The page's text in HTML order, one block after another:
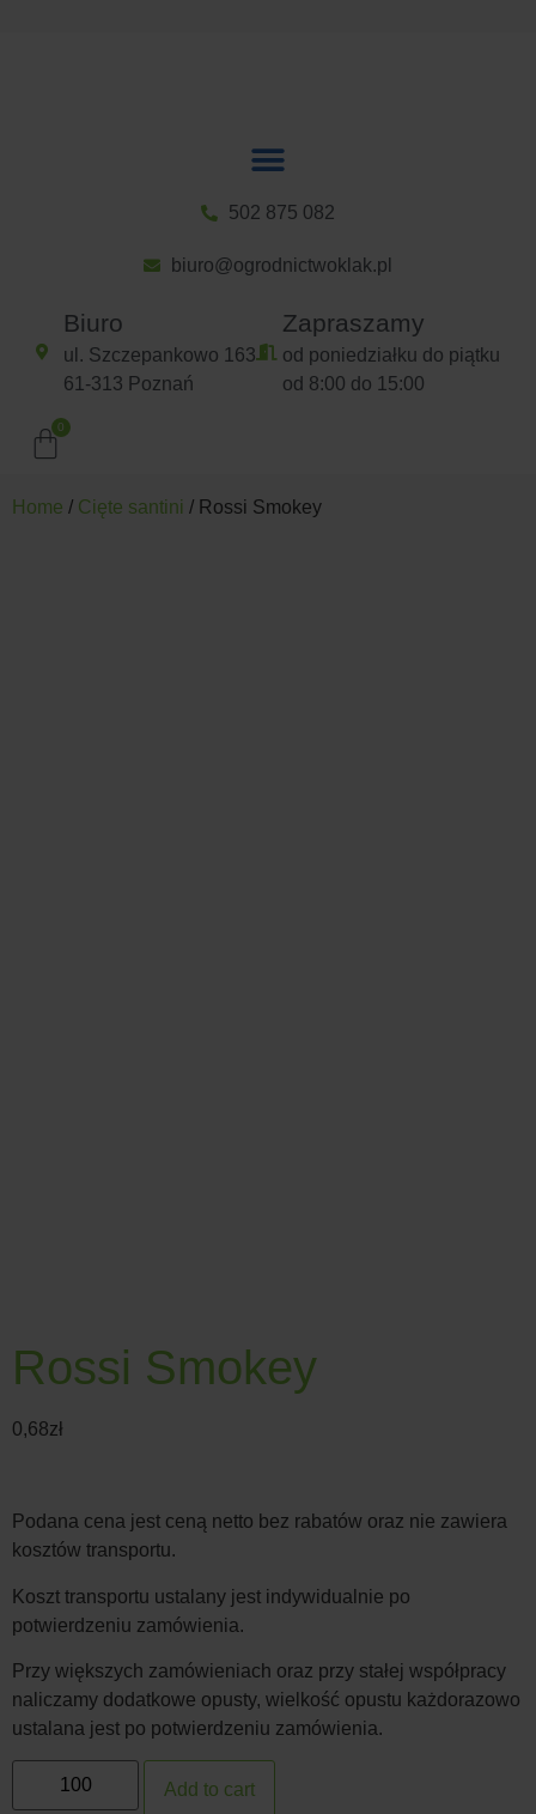
502 875 082
biuro@ogrodnictwoklak.pl
Biuro
ul. Szczepankowo 163
61-313 Poznań
Zapraszamy
od poniedziałku do piątku
od 8:00 do 15:00
Home / Cięte santini / Rossi Smokey
Rossi Smokey
0,68zł
Podana cena jest ceną netto bez rabatów oraz nie zawiera
kosztów transportu.
Koszt transportu ustalany jest indywidualnie po
potwierdzeniu zamówienia.
Przy większych zamówieniach oraz przy stałej współpracy
naliczamy dodatkowe opusty, wielkość opustu każdorazowo
ustalana jest po potwierdzeniu zamówienia.
Add to cart